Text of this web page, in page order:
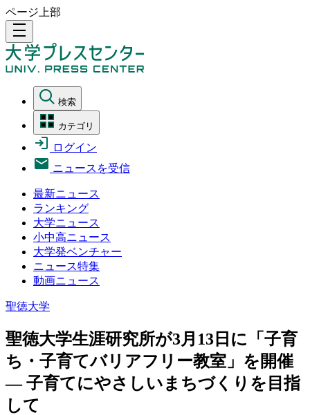
ページ上部
density_medium
検索
カテゴリ
ログイン
ニュースを受信
最新ニュース
ランキング
大学ニュース
小中高ニュース
大学発ベンチャー
ニュース特集
動画ニュース
聖徳大学
聖徳大学生涯研究所が3月13日に「子育
ち・子育てバリアフリー教室」を開催
— 子育てにやさしいまちづくりを目指
して